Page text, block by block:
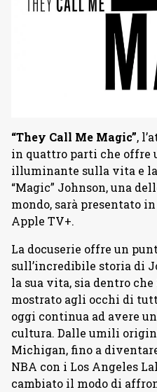
“They Call Me Magic”,
in quattro parti che offre
illuminante sulla vita e
“Magic” Johnson, una
mondo, sarà presentato
Apple TV+.
La docuserie offre un
sull’incredibile storia di
la sua vita, sia dentro
mostrato agli occhi di
oggi continua ad avere
cultura. Dalle umili
Michigan, fino a
NBA con i Los Angeles
cambiato il modo di